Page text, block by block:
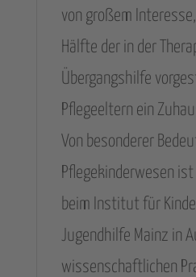
von großem
Hälfte der in der
Übergangshilfe
Pflegeeltern ein
Von besonderer
Pflegekinderwesen
beim Institut für
Jugendhilfe Mainz in
wissenschaftlichen